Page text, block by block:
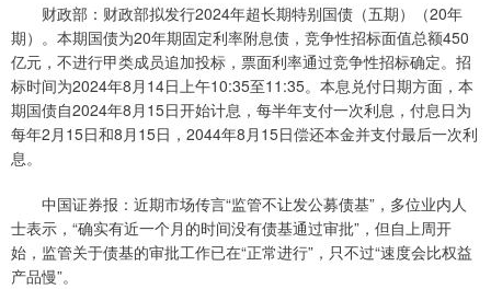
财政部：财政部拟发行2024年超长期特别国债（五期）（20年
期）。本期国债为20年期固定利率附息债，竞争性招标面值总额450
亿元，不进行甲类成员追加投标，票面利率通过竞争性招标确定。招
标时间为2024年8月14日上午10:35至11:35。本息兑付日期方面，本
期国债自2024年8月15日开始计息，每半年支付一次利息，付息日为
每年2月15日和8月15日，2044年8月15日偿还本金并支付最后一次利
息。
中国证券报：近期市场传言“监管不让发公募债基”，多位业内人
士表示，“确实有近一个月的时间没有债基通过审批”，但自上周开
始，监管关于债基的审批工作已在“正常进行”，只不过“速度会比权益
产品慢”。